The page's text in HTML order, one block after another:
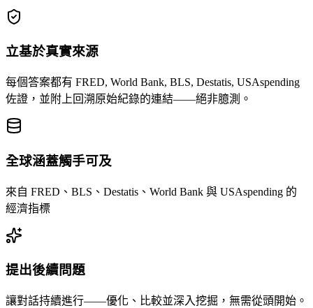
立基於真實來源
每個答案都有 FRED, World Bank, BLS, Destatis, USAspending
佐證，並附上回溯原始紀錄的連結——絕非臆測。
全球涵蓋觸手可及
來自 FRED、BLS、Destatis、World Bank 與 USAspending 的
經濟指標
提出後續問題
讓對話持續進行——優化、比較並深入挖掘，無需從頭開始。